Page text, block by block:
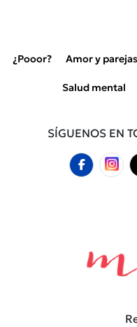
¿Pooor? Amor y parejas
Salud mental
SÍGUENOS EN